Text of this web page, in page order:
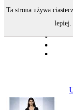
Ta strona używa
lepiej.